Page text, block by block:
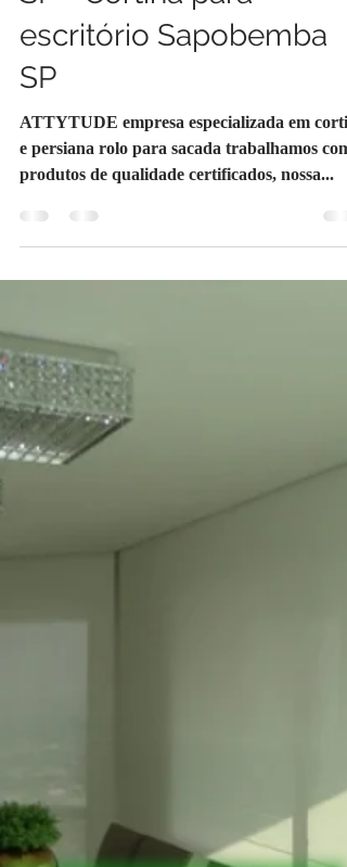
Cortina rolo para
escritório Sapobemba
SP - Cortina para
escritório Sapobemba
SP